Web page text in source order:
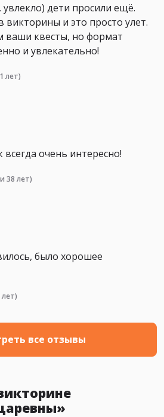
дети просили ещё.
викторины и это просто улет.
ваши квесты, но формат
и увлекательно!
лет)
всегда очень интересно!
38 лет)
было хорошее
все отзывы